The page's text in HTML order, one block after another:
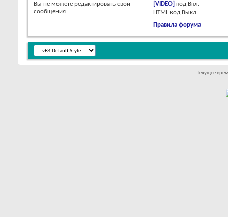
Вы не можете редактировать свои
сообщения
[VIDEO] код Вкл.
HTML код Выкл.
Правила форума
Текущее